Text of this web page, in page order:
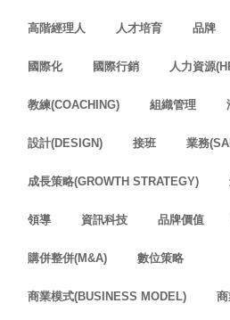
高階經理人 人才培育 品牌
國際化 國際行銷 人力資源
教練(COACHING) 組織管理
設計(DESIGN) 接班 業務
成長策略(GROWTH STRATEGY)
領導 資訊科技 品牌價值
購併整併(M&A) 數位策略
商業模式(BUSINESS MODEL)